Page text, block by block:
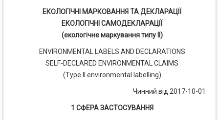
ЕКОЛОГІЧНІ МАРКОВАННЯ ТА ДЕКЛАРАЦІЇ
ЕКОЛОГІЧНІ САМОДЕКЛАРАЦІЇ
(екологічне маркування типу II)
ENVIRONMENTAL LABELS AND DECLARATIONS
SELF-DECLARED ENVIRONMENTAL CLAIMS
(Type II environmental labelling)
Чинний від 2017-10-01
1 СФЕРА ЗАСТОСУВАННЯ